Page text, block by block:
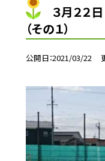
３月２２
（その１）
公開日 2021/03/22